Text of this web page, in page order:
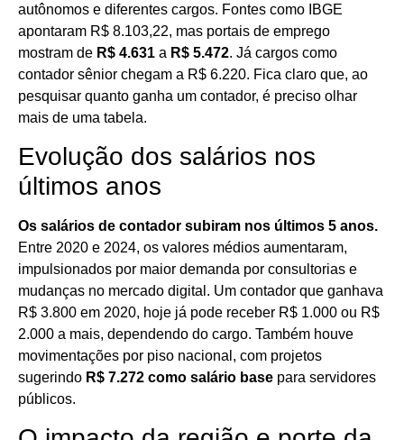
autônomos e diferentes cargos. Fontes como IBGE
apontaram R$ 8.103,22, mas portais de emprego
mostram de R$ 4.631 a R$ 5.472. Já cargos como
contador sênior chegam a R$ 6.220. Fica claro que, ao
pesquisar quanto ganha um contador, é preciso olhar
mais de uma tabela.
Evolução dos salários nos
últimos anos
Os salários de contador subiram nos últimos 5 anos.
Entre 2020 e 2024, os valores médios aumentaram,
impulsionados por maior demanda por consultorias e
mudanças no mercado digital. Um contador que ganhava
R$ 3.800 em 2020, hoje já pode receber R$ 1.000 ou R$
2.000 a mais, dependendo do cargo. Também houve
movimentações por piso nacional, com projetos
sugerindo R$ 7.272 como salário base para servidores
públicos.